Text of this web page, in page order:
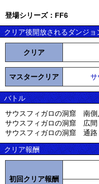
登場シリーズ：FF6
クリア後開放されるダンジョ
クリア
マスタークリア サ
バトル
サウスフィガロの洞窟 南側
サウスフィガロの洞窟 広間
サウスフィガロの洞窟 通路
クリア報酬
初回クリア報酬